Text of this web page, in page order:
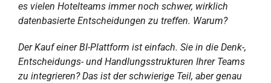
es vielen Hotelteams immer noch schwer, wirklich
datenbasierte Entscheidungen zu treffen. Warum?
Der Kauf einer BI-Plattform ist einfach. Sie in die Denk-,
Entscheidungs- und Handlungsstrukturen Ihrer Teams
zu integrieren? Das ist der schwierige Teil, aber genau